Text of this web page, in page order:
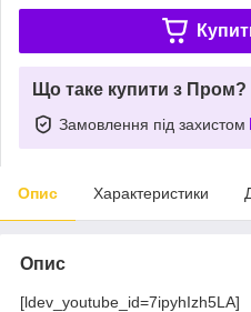
Що таке купити з Пром?
Замовлення під захистом
Опис Характеристики
Опис
[ldev_youtube_id=7ipyhIzh5LA]